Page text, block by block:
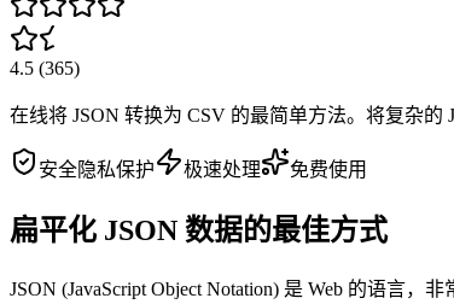
4.5 (365)
在线将 JSON 转换为 CSV 的最简单方法。将复杂
安全隐私保护 极速处理 免费使用
扁平化 JSON 数据的最佳方式
JSON (JavaScript Object Notation) 是 Web 的语言